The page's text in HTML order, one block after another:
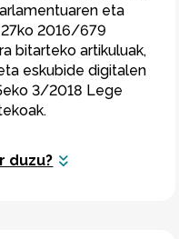
eta
2016/679
bitarteko artikuluak,
eskubide digitalen
3/2018 Lege
duzu?